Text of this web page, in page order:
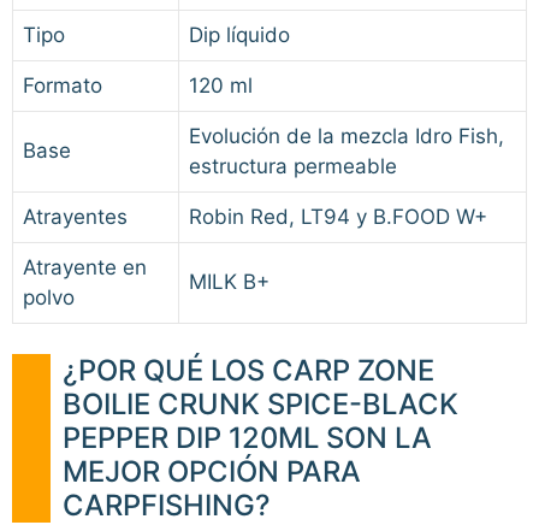
Tipo Dip líquido
Formato 120 ml
Base
Evolución de la mezcla Idro Fish,
estructura permeable
Atrayentes Robin Red, LT94 y B.FOOD W+
Atrayente en
polvo
MILK B+
¿POR QUÉ LOS CARP ZONE
BOILIE CRUNK SPICE-BLACK
PEPPER DIP 120ML SON LA
MEJOR OPCIÓN PARA
CARPFISHING?